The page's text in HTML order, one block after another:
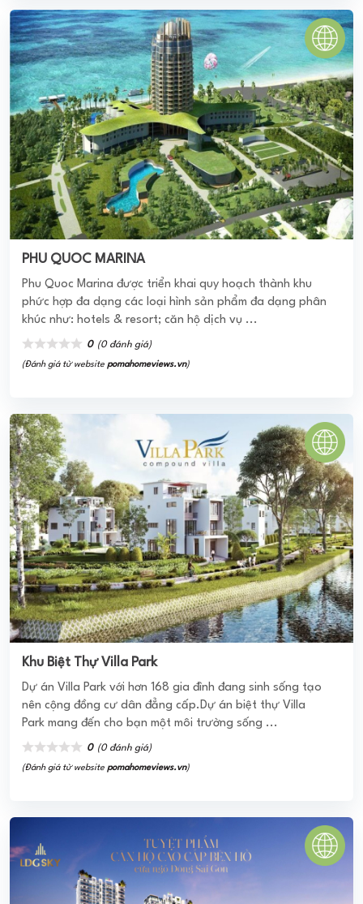
PHU QUOC MARINA
Phu Quoc Marina được triển khai quy hoạch thành khu
phức hợp đa dạng các loại hình sản phẩm đa dạng phân
khúc như: hotels & resort; căn hộ dịch vụ ...
0 (0 đánh giá)
(Đánh giá từ website pomahomeviews.vn)
Khu Biệt Thự Villa Park
Dự án Villa Park với hơn 168 gia đình đang sinh sống tạo
nên cộng đồng cư dân đẳng cấp.Dự án biệt thự Villa
Park mang đến cho bạn một môi trường sống ...
0 (0 đánh giá)
(Đánh giá từ website pomahomeviews.vn)